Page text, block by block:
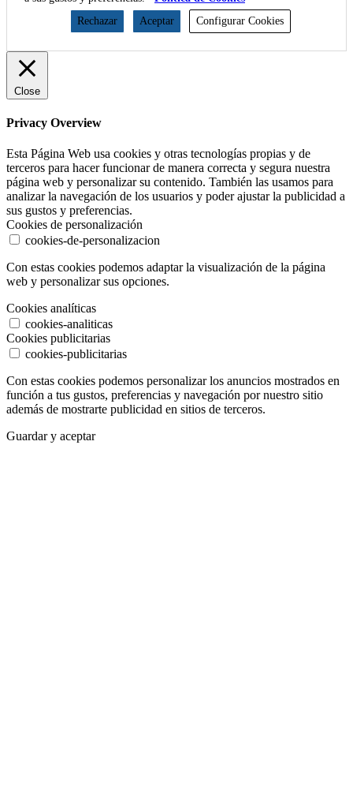
Rechazar
Aceptar Configurar Cookies
Close
Privacy Overview
Esta Página Web usa cookies y otras tecnologías propias y de
terceros para hacer funcionar de manera correcta y segura nuestra
página web y personalizar su contenido. También las usamos para
analizar la navegación de los usuarios y poder ajustar la publicidad a
sus gustos y preferencias.
Cookies de personalización
cookies-de-personalizacion
Con estas cookies podemos adaptar la visualización de la página
web y personalizar sus opciones.
Cookies analíticas
cookies-analiticas
Cookies publicitarias
cookies-publicitarias
Con estas cookies podemos personalizar los anuncios mostrados en
función a tus gustos, preferencias y navegación por nuestro sitio
además de mostrarte publicidad en sitios de terceros.
Guardar y aceptar